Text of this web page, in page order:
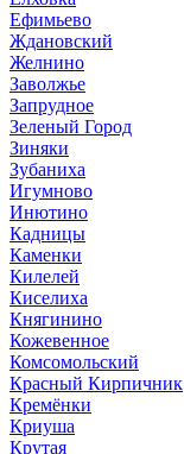
Ефимьево
Ждановский
Желнино
Заволжье
Запрудное
Зеленый Город
Зиняки
Зубаниха
Игумново
Инютино
Кадницы
Каменки
Килелей
Киселиха
Княгинино
Кожевенное
Комсомольский
Красный Кирпичник
Кремёнки
Криуша
Крутая